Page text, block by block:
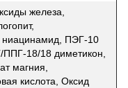
железа,
ниацинамид, ПЭГ-10
18/18 диметикон,
магния,
кислота, Оксид